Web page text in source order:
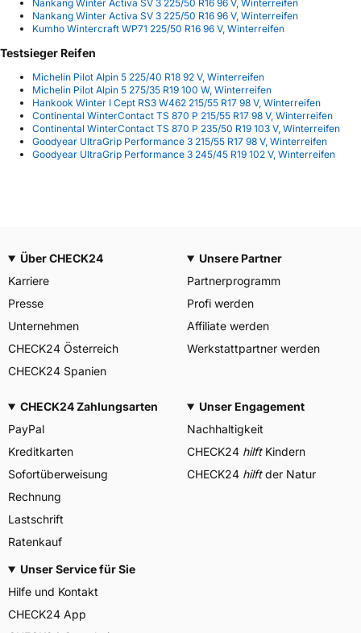
Nankang Winter Activa SV 3 225/50 R16 96 V, Winterreifen
Nankang Winter Activa SV 3 225/50 R16 96 V, Winterreifen
Kumho Wintercraft WP71 225/50 R16 96 V, Winterreifen
Testsieger Reifen
Michelin Pilot Alpin 5 225/40 R18 92 V, Winterreifen
Michelin Pilot Alpin 5 275/35 R19 100 W, Winterreifen
Hankook Winter I Cept RS3 W462 215/55 R17 98 V, Winterreifen
Continental WinterContact TS 870 P 215/55 R17 98 V, Winterreifen
Continental WinterContact TS 870 P 235/50 R19 103 V, Winterreifen
Goodyear UltraGrip Performance 3 215/55 R17 98 V, Winterreifen
Goodyear UltraGrip Performance 3 245/45 R19 102 V, Winterreifen
Über CHECK24
Karriere
Presse
Unternehmen
CHECK24 Österreich
CHECK24 Spanien
Unsere Partner
Partnerprogramm
Profi werden
Affiliate werden
Werkstattpartner werden
CHECK24 Zahlungsarten
PayPal
Kreditkarten
Sofortüberweisung
Rechnung
Lastschrift
Ratenkauf
Unser Engagement
Nachhaltigkeit
CHECK24 hilftKindern
CHECK24 hilftder Natur
Unser Service für Sie
Hilfe und Kontakt
CHECK24 App